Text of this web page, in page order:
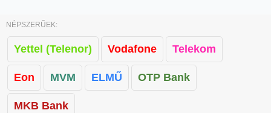
NÉPSZERŰEK:
Yettel (Telenor) Vodafone Telekom
Eon MVM ELMŰ OTP Bank
MKB Bank